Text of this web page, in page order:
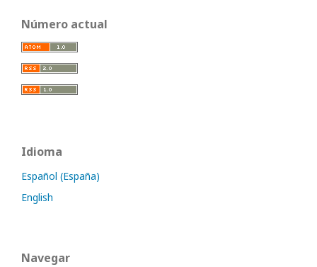
Número actual
Idioma
Español (España)
English
Navegar